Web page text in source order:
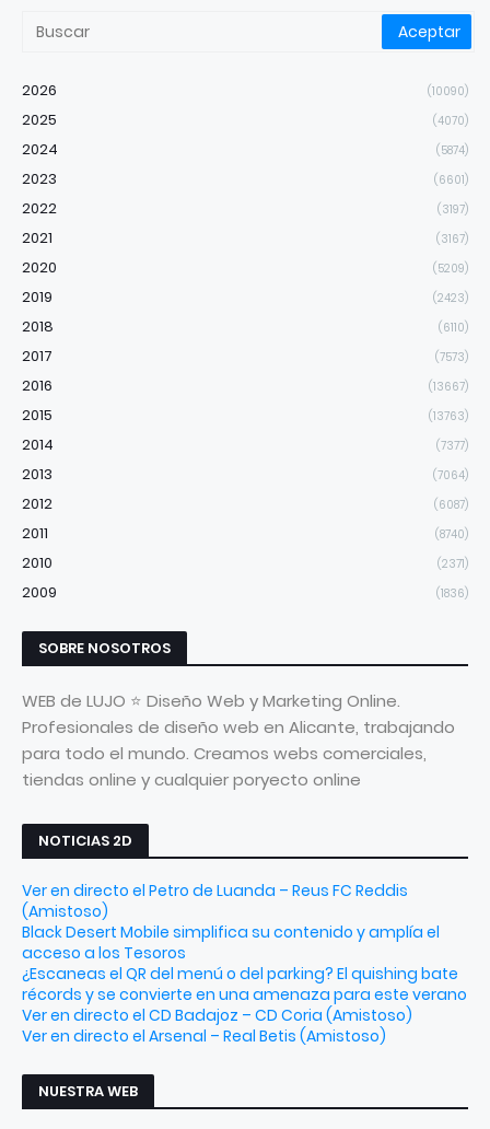
2026 (10090)
2025 (4070)
2024 (5874)
2023 (6601)
2022 (3197)
2021 (3167)
2020 (5209)
2019 (2423)
2018 (6110)
2017 (7573)
2016 (13667)
2015 (13763)
2014 (7377)
2013 (7064)
2012 (6087)
2011 (8740)
2010 (2371)
2009 (1836)
SOBRE NOSOTROS
WEB de LUJO ⭐ Diseño Web y Marketing Online.
Profesionales de diseño web en Alicante, trabajando
para todo el mundo. Creamos webs comerciales,
tiendas online y cualquier poryecto online
NOTICIAS 2D
Ver en directo el Petro de Luanda – Reus FC Reddis
(Amistoso)
Black Desert Mobile simplifica su contenido y amplía el
acceso a los Tesoros
¿Escaneas el QR del menú o del parking? El quishing bate
récords y se convierte en una amenaza para este verano
Ver en directo el CD Badajoz – CD Coria (Amistoso)
Ver en directo el Arsenal – Real Betis (Amistoso)
NUESTRA WEB